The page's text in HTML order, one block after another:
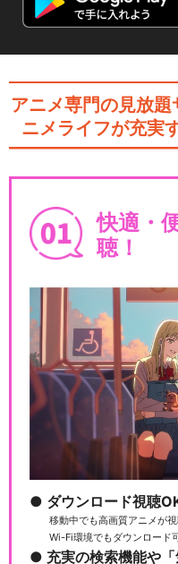
アニメ専門の見放題
ニメライフが充実
快適・
聴！
ダウンロード視聴
移動中でも高画質アニメが
Wi-Fi環境でもダウンロード
充実の検索機能や